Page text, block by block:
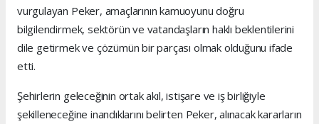
vurgulayan Peker, amaçlarının kamuoyunu doğru
bilgilendirmek, sektörün ve vatandaşların haklı beklentilerini
dile getirmek ve çözümün bir parçası olmak olduğunu ifade
etti.
Şehirlerin geleceğinin ortak akıl, istişare ve iş birliğiyle
şekilleneceğine inandıklarını belirten Peker, alınacak kararların